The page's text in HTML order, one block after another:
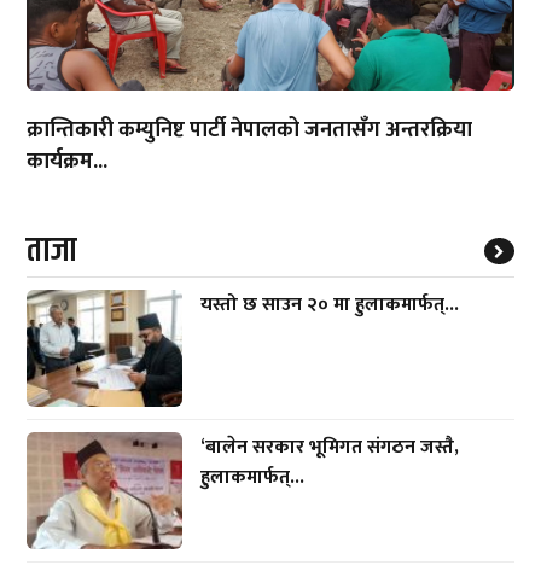
क्रान्तिकारी कम्युनिष्ट पार्टी नेपालको जनतासँग अन्तरक्रिया
कार्यक्रम...
ताजा
यस्तो छ साउन २० मा हुलाकमार्फत्...
‘बालेन सरकार भूमिगत संगठन जस्तै,
हुलाकमार्फत्...